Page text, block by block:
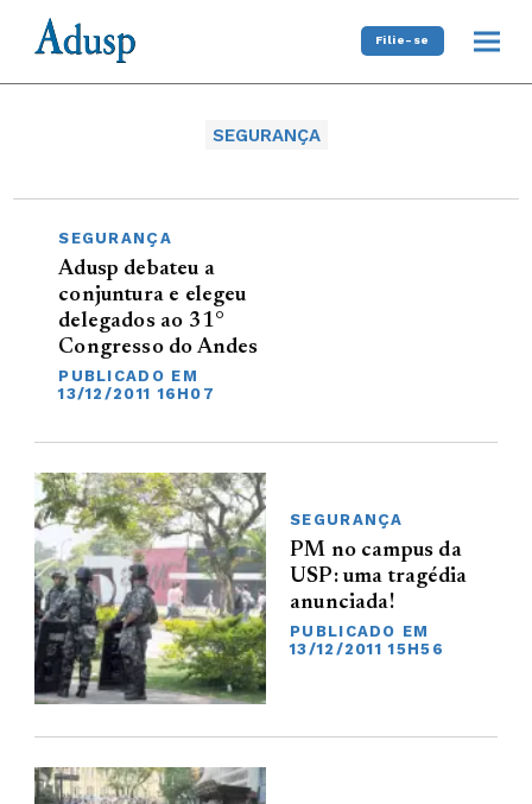
Filie-se
SEGURANÇA
SEGURANÇA
Adusp debateu a
conjuntura e elegeu
delegados ao 31°
Congresso do Andes
PUBLICADO EM
13/12/2011 16H07
SEGURANÇA
PM no campus da
USP: uma tragédia
anunciada!
PUBLICADO EM
13/12/2011 15H56